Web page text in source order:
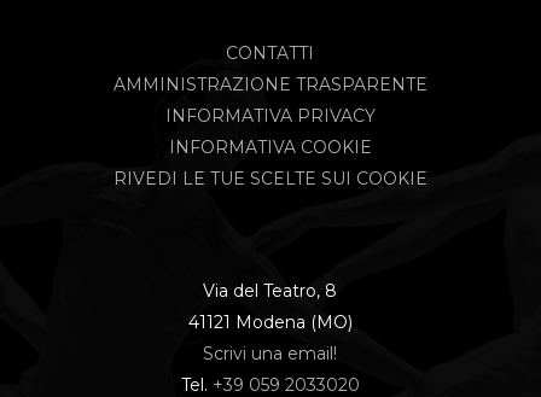
CONTATTI
AMMINISTRAZIONE TRASPARENTE
INFORMATIVA PRIVACY
INFORMATIVA COOKIE
RIVEDI LE TUE SCELTE SUI COOKIE
Via del Teatro, 8
41121 Modena (MO)
Scrivi una email!
Tel. +39 059 2033020